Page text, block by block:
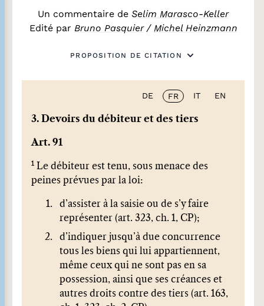
Un commentaire de Selim Marasco-Keller
Edité par Bruno Pasquier/ Michel Heinzmann
PROPOSITION DE CITATION
DE FR IT EN
3. Devoirs du débiteur et des tiers
Art. 91
1
Le débiteur est tenu, sous menace des
peines prévues par la loi:
d’assister à la saisie ou de s’y faire
représenter (art. 323, ch. 1, CP);
d’indiquer jusqu’à due concurrence
tous les biens qui lui appartiennent,
même ceux qui ne sont pas en sa
possession, ainsi que ses créances et
autres droits contre des tiers (art. 163,